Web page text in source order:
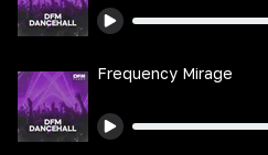
Frequency Mirage